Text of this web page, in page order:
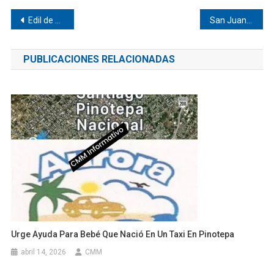
Navegación
de
entradas
Edil de Santiago Jamiltepec, Prof. Auberto Ramos da su primer Grito de Independencia
PUBLICACIONES RELACIONADAS
Urge Ayuda Para Bebé Que Nació En Un Taxi En Pinotepa
abril 14, 2026 CMM